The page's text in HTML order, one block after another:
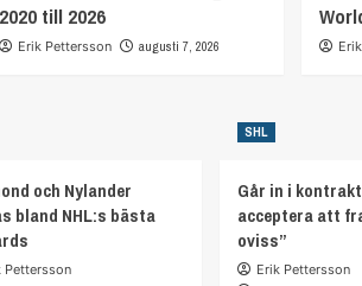
2020 till 2026
Erik Pettersson augusti 7, 2026
och Nylander
bland NHL:s bästa
Pettersson
SHL
Går in i
acceptera att
oviss”
Erik Pettersson